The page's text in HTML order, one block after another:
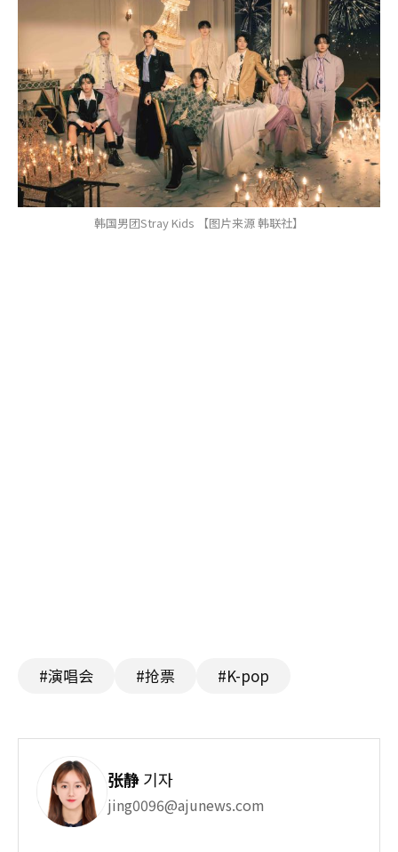
韩国男团Stray Kids 【图片来源 韩联社】
#演唱会 #抢票 #K-pop
张静기자
jing0096@ajunews.com